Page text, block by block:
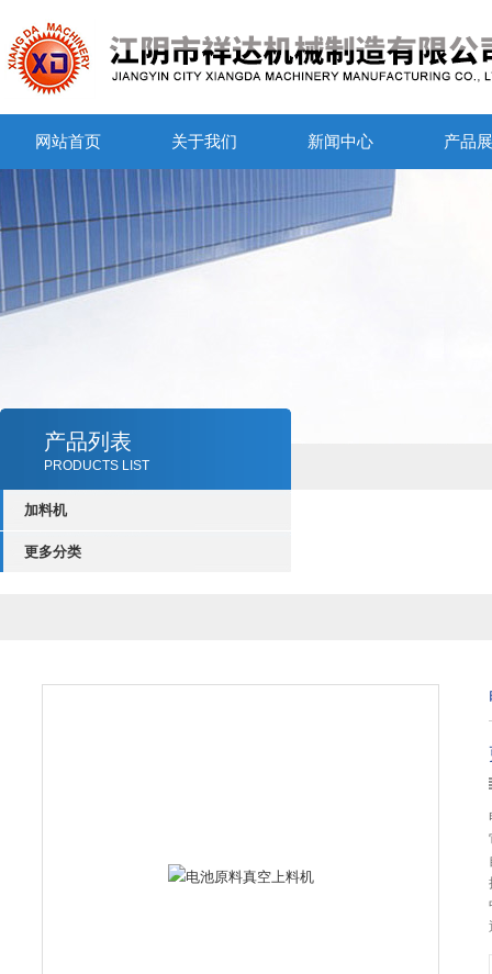
网站首页 关于我们 新闻中心 产品
产品列表
PRODUCTS LIST
加料机
更多分类